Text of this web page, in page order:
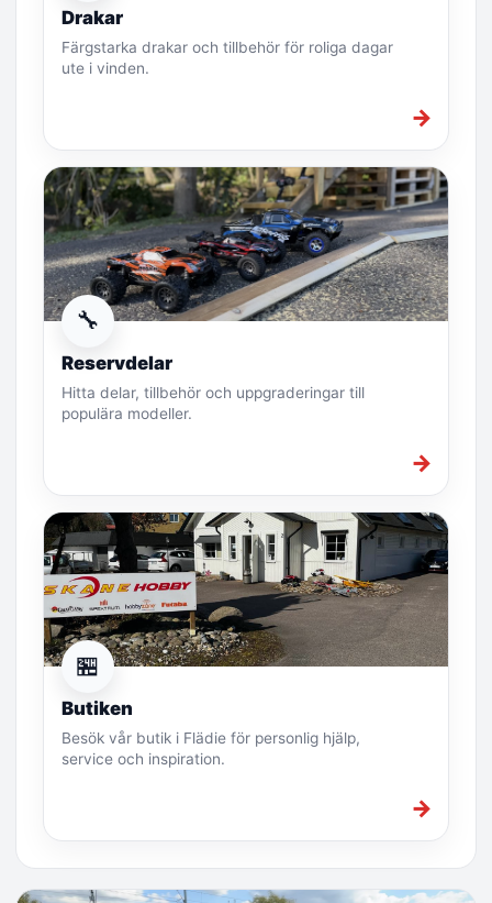
Drakar
Färgstarka drakar och tillbehör för roliga dagar
ute i vinden.
→
🔧
Reservdelar
Hitta delar, tillbehör och uppgraderingar till
populära modeller.
→
🏪
Butiken
Besök vår butik i Flädie för personlig hjälp,
service och inspiration.
→